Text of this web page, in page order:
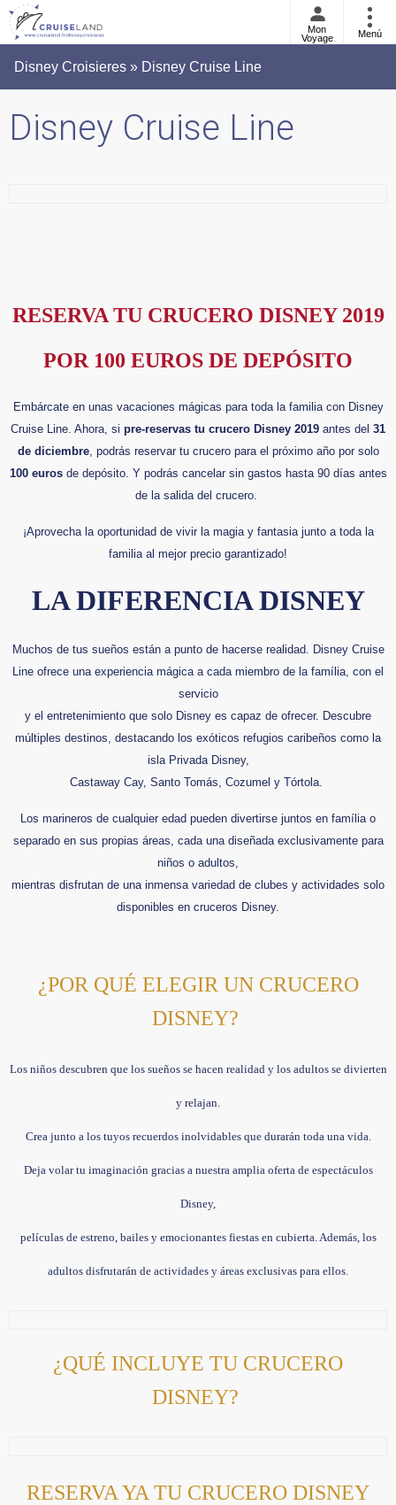
Mon
Voyage
Menú
Disney Croisieres » Disney Cruise Line
Disney Cruise Line
RESERVA TU CRUCERO DISNEY 2019
POR 100 EUROS DE DEPÓSITO
Embárcate en unas vacaciones mágicas para toda la familia con Disney
Cruise Line. Ahora, si pre-reservas tu crucero Disney 2019 antes del 31
de diciembre, podrás reservar tu crucero para el próximo año por solo
100 eurosde depósito. Y podrás cancelar sin gastos hasta 90 días antes
de la salida del crucero.
¡Aprovecha la oportunidad de vivir la magia y fantasia junto a toda la
familia al mejor precio garantizado!
LA DIFERENCIA DISNEY
Muchos de tus sueños están a punto de hacerse realidad. Disney Cruise
Line ofrece una experiencia mágica a cada miembro de la família, con el
servicio
y el entretenimiento que solo Disney es capaz de ofrecer. Descubre
múltiples destinos, destacando los exóticos refugios caribeños como la
isla Privada Disney,
Castaway Cay, Santo Tomás, Cozumel y Tórtola.
Los marineros de cualquier edad pueden divertirse juntos en família o
separado en sus propias áreas, cada una diseñada exclusivamente para
niños o adultos,
mientras disfrutan de una inmensa variedad de clubes y actividades solo
disponibles en cruceros Disney.
¿POR QUÉ ELEGIR UN CRUCERO
DISNEY?
Los niños descubren que los sueños se hacen realidad y los adultos se divierten
y relajan.
Crea junto a los tuyos recuerdos inolvidables que durarán toda una vida.
Deja volar tu imaginación gracias a nuestra amplia oferta de espectáculos
Disney,
películas de estreno, bailes y emocionantes fiestas en cubierta. Además, los
adultos disfrutarán de actividades y áreas exclusivas para ellos.
¿QUÉ INCLUYE TU CRUCERO
DISNEY?
RESERVA YA TU CRUCERO DISNEY